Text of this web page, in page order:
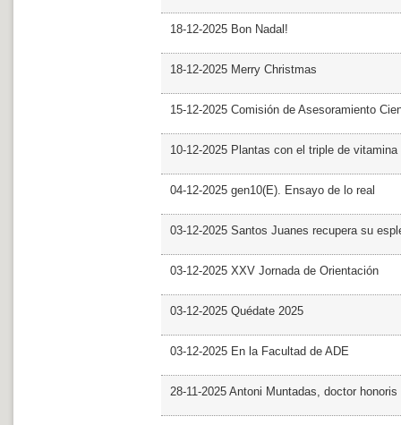
18-12-2025 Bon Nadal!
18-12-2025 Merry Christmas
15-12-2025 Comisión de Asesoramiento
10-12-2025 Plantas con el triple de vitamina
04-12-2025 gen10(E). Ensayo de lo real
03-12-2025 Santos Juanes recupera su
03-12-2025 XXV Jornada de Orientación
03-12-2025 Quédate 2025
03-12-2025 En la Facultad de ADE
28-11-2025 Antoni Muntadas, doctor